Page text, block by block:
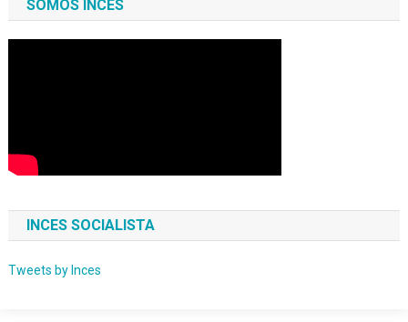
SOMOS INCES
INCES SOCIALISTA
Tweets by Inces